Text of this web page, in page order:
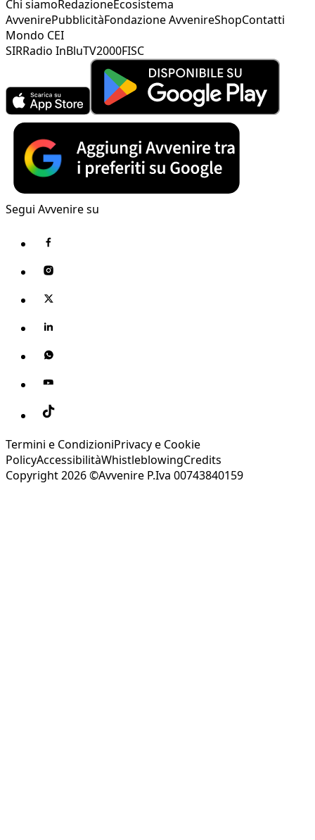
Chi siamoRedazioneEcosistema
AvvenirePubblicitàFondazione AvvenireShopContatti
Mondo CEI
SIRRadio InBluTV2000FISC
Segui Avvenire su
Termini e CondizioniPrivacy e Cookie
PolicyAccessibilitàWhistleblowingCredits
Copyright 2026 ©Avvenire P.Iva 00743840159